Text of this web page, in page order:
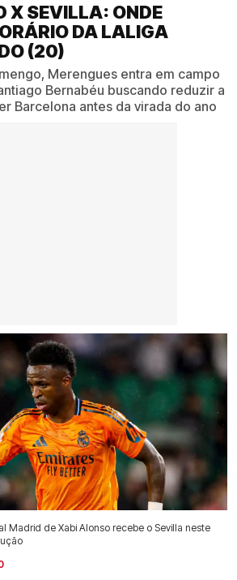
X SEVILLA: ONDE
DA LALIGA
(20)
Merengues entra em campo
Bernabéu buscando reduzir a
Barcelona antes da virada do ano
Madrid de Xabi Alonso recebe o Sevilla neste